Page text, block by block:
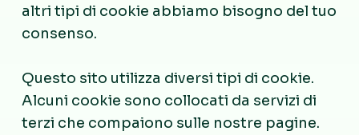
altri tipi di cookie abbiamo bisogno del tuo
consenso.
Questo sito utilizza diversi tipi di cookie.
Alcuni cookie sono collocati da servizi di
terzi che compaiono sulle nostre pagine.